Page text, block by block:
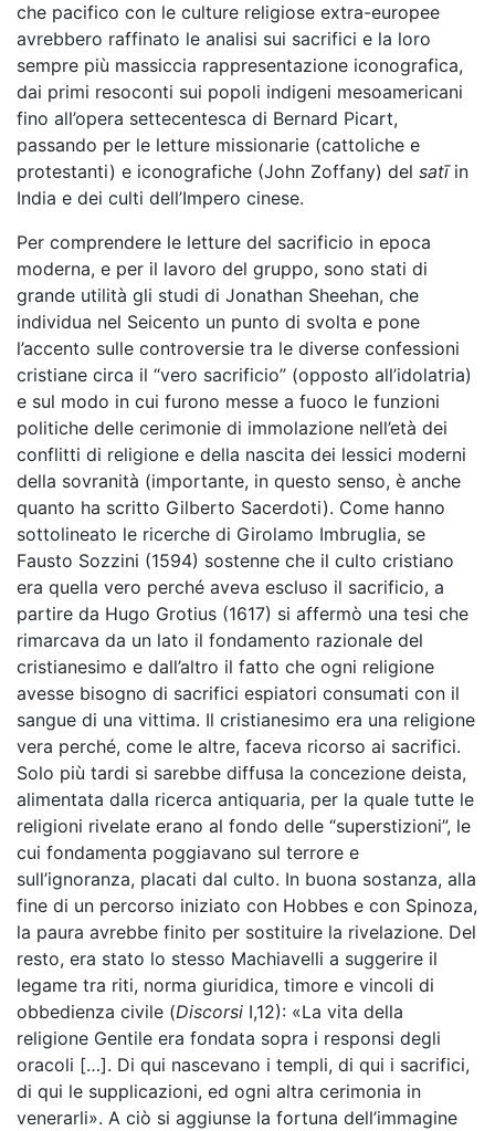
che pacifico con le culture religiose extra-europee
avrebbero raffinato le analisi sui sacrifici e la loro
sempre più massiccia rappresentazione iconografica,
dai primi resoconti sui popoli indigeni mesoamericani
fino all’opera settecentesca di Bernard Picart,
passando per le letture missionarie (cattoliche e
protestanti) e iconografiche (John Zoffany) del satīin
India e dei culti dell’Impero cinese.
Per comprendere le letture del sacrificio in epoca
moderna, e per il lavoro del gruppo, sono stati di
grande utilità gli studi di Jonathan Sheehan, che
individua nel Seicento un punto di svolta e pone
l’accento sulle controversie tra le diverse confessioni
cristiane circa il “vero sacrificio” (opposto all’idolatria)
e sul modo in cui furono messe a fuoco le funzioni
politiche delle cerimonie di immolazione nell’età dei
conflitti di religione e della nascita dei lessici moderni
della sovranità (importante, in questo senso, è anche
quanto ha scritto Gilberto Sacerdoti). Come hanno
sottolineato le ricerche di Girolamo Imbruglia, se
Fausto Sozzini (1594) sostenne che il culto cristiano
era quella vero perché aveva escluso il sacrificio, a
partire da Hugo Grotius (1617) si affermò una tesi che
rimarcava da un lato il fondamento razionale del
cristianesimo e dall’altro il fatto che ogni religione
avesse bisogno di sacrifici espiatori consumati con il
sangue di una vittima. Il cristianesimo era una religione
vera perché, come le altre, faceva ricorso ai sacrifici.
Solo più tardi si sarebbe diffusa la concezione deista,
alimentata dalla ricerca antiquaria, per la quale tutte le
religioni rivelate erano al fondo delle “superstizioni”, le
cui fondamenta poggiavano sul terrore e
sull’ignoranza, placati dal culto. In buona sostanza, alla
fine di un percorso iniziato con Hobbes e con Spinoza,
la paura avrebbe finito per sostituire la rivelazione. Del
resto, era stato lo stesso Machiavelli a suggerire il
legame tra riti, norma giuridica, timore e vincoli di
obbedienza civile (Discorsi I,12): «La vita della
religione Gentile era fondata sopra i responsi degli
oracoli […]. Di qui nascevano i templi, di qui i sacrifici,
di qui le supplicazioni, ed ogni altra cerimonia in
venerarli». A ciò si aggiunse la fortuna dell’immagine